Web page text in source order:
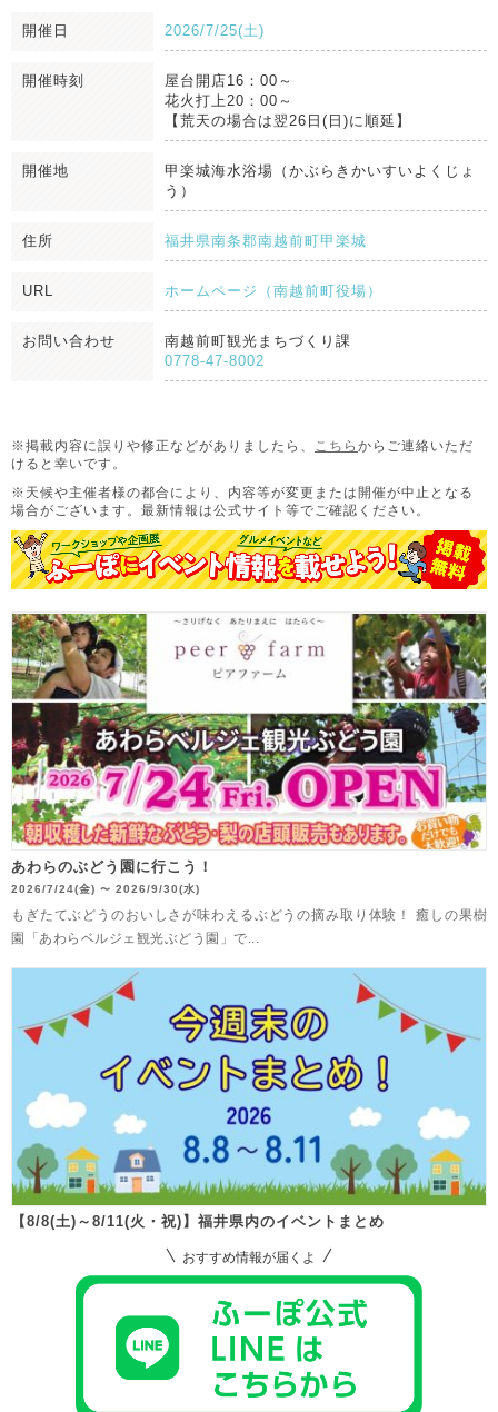
開催日 2026/7/25(土)
開催時刻
屋台開店16：00～
花火打上20：00～
【荒天の場合は翌26日(日)に順延】
開催地
甲楽城海水浴場（かぶらきかいすいよくじょ
う）
住所 福井県南条郡南越前町甲楽城
URL ホームページ（南越前町役場）
お問い合わせ
南越前町観光まちづくり課
0778-47-8002
※掲載内容に誤りや修正などがありましたら、 こちら からご連絡いただ
けると幸いです。
※天候や主催者様の都合により、内容等が変更または開催が中止となる
場合がございます。 最新情報は公式サイト等でご確認ください。
あわらのぶどう園に行こう！
2026/7/24(金) 〜 2026/9/30(水)
もぎたてぶどうのおいしさが味わえるぶどうの摘み取り体験！ 癒しの果樹
園「あわらベルジェ観光ぶどう園」で...
【8/8(土)～8/11(火・祝)】福井県内のイベントまとめ
おすすめ情報が届くよ